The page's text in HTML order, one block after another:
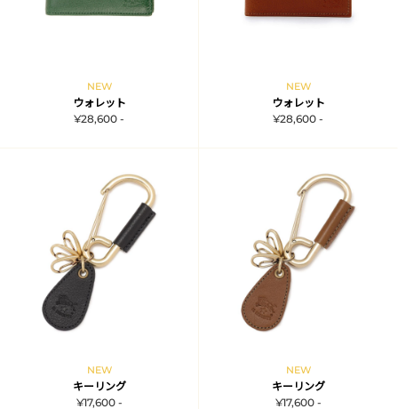
NEW
ウォレット
¥28,600 -
NEW
ウォレット
¥28,600 -
NEW
キーリング
¥17,600 -
NEW
キーリング
¥17,600 -